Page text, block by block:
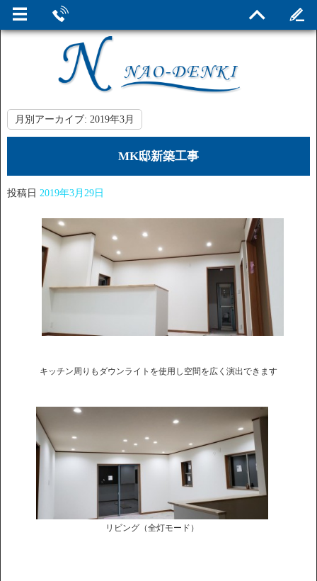
月別アーカイブ: 2019年3月
MK邸新築工事
投稿日 2019年3月29日
キッチン周りもダウンライトを使用し空間を広く演出できます
リビング（全灯モード）